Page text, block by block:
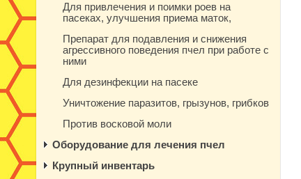
Для привлечения и поимки роев на
пасеках, улучшения приема маток,
Препарат для подавления и снижения
агрессивного поведения пчел при работе с
ними
Для дезинфекции на пасеке
Уничтожение паразитов, грызунов, грибков
Против восковой моли
Оборудование для лечения пчел
Крупный инвентарь